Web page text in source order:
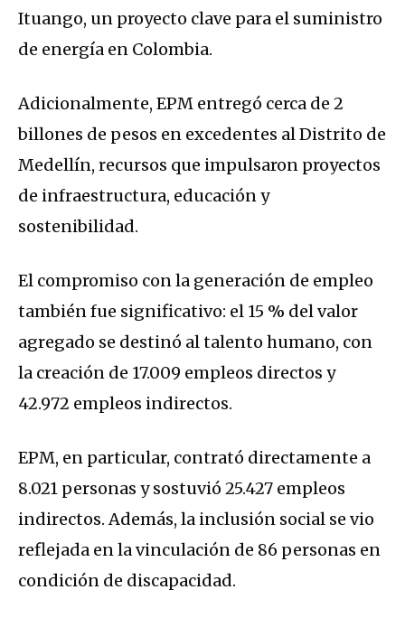
Ituango, un proyecto clave para el suministro
de energía en Colombia.
Adicionalmente, EPM entregó cerca de 2
billones de pesos en excedentes al Distrito de
Medellín, recursos que impulsaron proyectos
de infraestructura, educación y
sostenibilidad.
El compromiso con la generación de empleo
también fue significativo: el 15 % del valor
agregado se destinó al talento humano, con
la creación de 17.009 empleos directos y
42.972 empleos indirectos.
EPM, en particular, contrató directamente a
8.021 personas y sostuvió 25.427 empleos
indirectos. Además, la inclusión social se vio
reflejada en la vinculación de 86 personas en
condición de discapacidad.